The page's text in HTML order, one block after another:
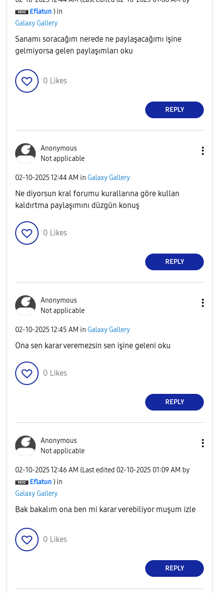
Eflatun ) in
Galaxy Gallery
Sanamı soracağım nerede ne paylaşacağımı işine
gelmiyorsa gelen paylaşımları oku
0 Likes
REPLY
Anonymous
Not applicable
‎02-10-202512:44 AM in Galaxy Gallery
Ne diyorsun kral forumu kurallarına göre kullan
kaldırtma paylaşımını düzgün konuş
0 Likes
REPLY
Anonymous
Not applicable
‎02-10-202512:45 AM in Galaxy Gallery
Ona sen karar veremezsin sen işine geleni oku
0 Likes
REPLY
Anonymous
Not applicable
‎02-10-202512:46 AM (Last edited ‎02-10-2025 01:09 AM by
Eflatun ) in
Galaxy Gallery
Bak bakalım ona ben mi karar verebiliyor muşum izle
0 Likes
REPLY